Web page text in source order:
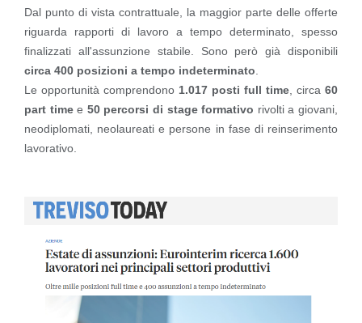
Dal punto di vista contrattuale, la maggior parte delle offerte
riguarda rapporti di lavoro a tempo determinato, spesso
finalizzati all'assunzione stabile. Sono però già disponibili
circa 400 posizioni a tempo indeterminato
Le opportunità comprendono 1.017 posti full time , circa 60
part timee 50 percorsi di stage formativo rivolti a giovani,
neodiplomati, neolaureati e persone in fase di reinserimento
lavorativo.